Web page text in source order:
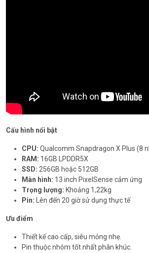
Cấu hình nổi bật
CPU: Qualcomm Snapdragon X Plus (8
RAM: 16GB LPDDR5X
SSD: 256GB hoặc 512GB
Màn hình: 13 inch PixelSense cảm ứng
Trọng lượng: Khoảng 1,22kg
Pin: Lên đến 20 giờ sử dụng thực tế
Ưu điểm
Thiết kế cao cấp, siêu mỏng nhẹ.
Pin thuộc nhóm tốt nhất phân khúc.